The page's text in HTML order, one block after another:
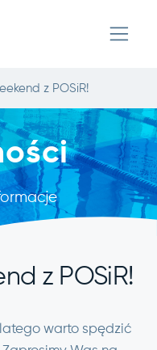
z POSiR!
z POSiR!
warto spędzić